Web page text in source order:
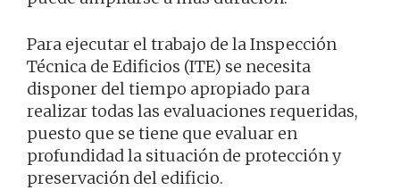
Para ejecutar el trabajo de la Inspección
Técnica de Edificios (ITE) se necesita
disponer del tiempo apropiado para
realizar todas las evaluaciones requeridas,
puesto que se tiene que evaluar en
profundidad la situación de protección y
preservación del edificio.